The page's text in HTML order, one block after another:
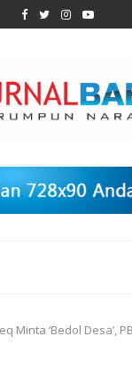
Minta ‘Bedol Desa’,